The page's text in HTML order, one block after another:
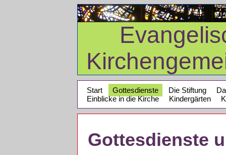
Start Gottesdienste Die Stiftung
Einblicke in die Kirche
Kindergärten
Gottesdienste